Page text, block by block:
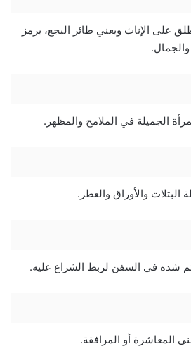
على الإناث ويعني طائر البجع، يرمز
والجمال.
الجميلة في الملامح والمظهر.
البتلات والأوراق والعطر.
شده في السفن لربط الشراع عليه.
المعاشرة أو المرافقة.